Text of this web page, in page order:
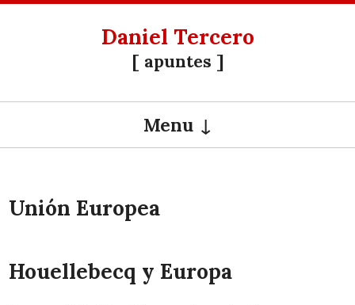
Daniel Tercero
[ apuntes ]
Menu
Unión Europea
Houellebecq y Europa